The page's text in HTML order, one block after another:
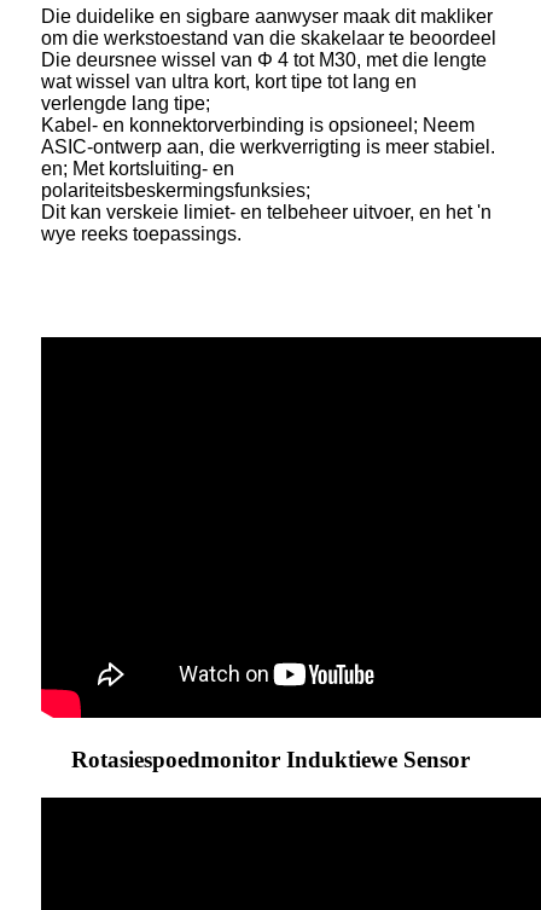
Die duidelike en sigbare aanwyser maak dit makliker
om die werkstoestand van die skakelaar te beoordeel
Die deursnee wissel van Φ 4 tot M30, met die lengte
wat wissel van ultra kort, kort tipe tot lang en
verlengde lang tipe;
Kabel- en konnektorverbinding is opsioneel; Neem
ASIC-ontwerp aan, die werkverrigting is meer stabiel.
en; Met kortsluiting- en
polariteitsbeskermingsfunksies;
Dit kan verskeie limiet- en telbeheer uitvoer, en het 'n
wye reeks toepassings.
Rotasiespoedmonitor Induktiewe Sensor